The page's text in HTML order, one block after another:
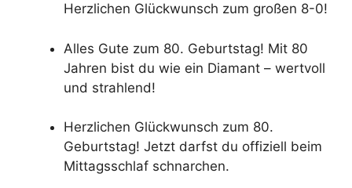
Herzlichen Glückwunsch zum großen 8-0!
Alles Gute zum 80. Geburtstag! Mit 80
Jahren bist du wie ein Diamant – wertvoll
und strahlend!
Herzlichen Glückwunsch zum 80.
Geburtstag! Jetzt darfst du offiziell beim
Mittagsschlaf schnarchen.